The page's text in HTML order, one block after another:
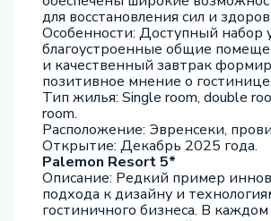
для восстановления сил и
Особенности: Доступный набор
благоустроенные общие
и качественный завтрак
позитивное мнение о гостинице.
Тип жилья: Single room, double
room.
Расположение: Эвренсеки,
Открытие: Декабрь 2025 года.
Palemon Resort 5*
Описание: Редкий пример
подхода к дизайну и
гостиничного бизнеса. В